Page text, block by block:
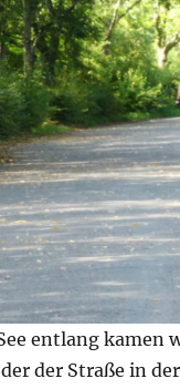
entlang kamen
der Straße in